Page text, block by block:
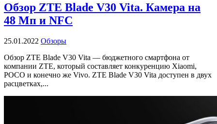
Обзор ZTE Blade V30 Vita. Камера на
48 Мп и NFC
25.01.2022 Обзоры
Обзор ZTE Blade V30 Vita — бюджетного смартфона от
компании ZTE, который составляет конкуренцию Xiaomi,
POCO и конечно же Vivo. ZTE Blade V30 Vita доступен в двух
расцветках,...